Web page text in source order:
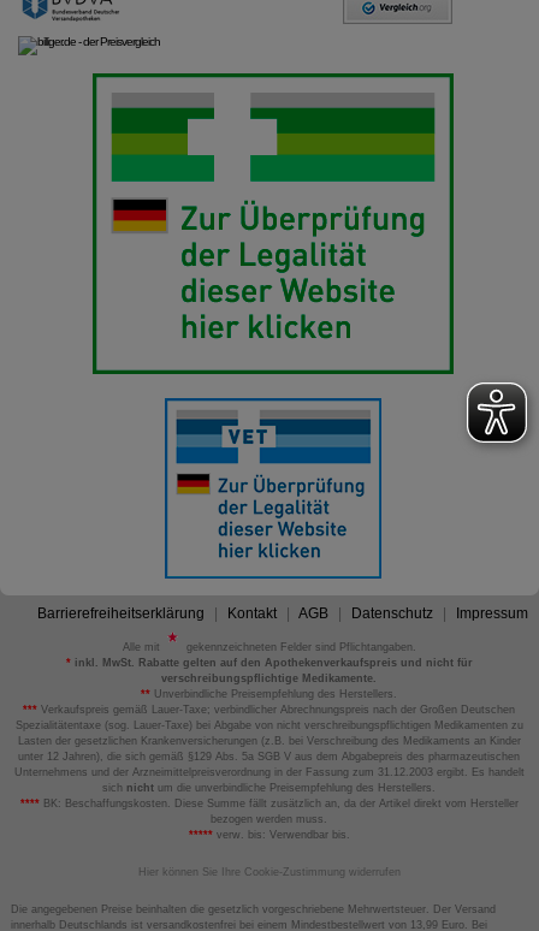
Barrierefreiheitserklärung Kontakt AGB Datenschutz Impressum
Alle mit
gekennzeichneten Felder sind Pflichtangaben.
*inkl. MwSt. Rabatte gelten auf den Apothekenverkaufspreis und nicht für
verschreibungspflichtige Medikamente.
** Unverbindliche Preisempfehlung des Herstellers.
*** Verkaufspreis gemäß Lauer-Taxe; verbindlicher Abrechnungspreis nach der Großen Deutschen
Spezialitätentaxe (sog. Lauer-Taxe) bei Abgabe von nicht verschreibungspflichtigen Medikamenten zu
Lasten der gesetzlichen Krankenversicherungen (z.B. bei Verschreibung des Medikaments an Kinder
unter 12 Jahren), die sich gemäß §129 Abs. 5a SGB V aus dem Abgabepreis des pharmazeutischen
Unternehmens und der Arzneimittelpreisverordnung in der Fassung zum 31.12.2003 ergibt. Es handelt
sich nicht um die unverbindliche Preisempfehlung des Herstellers.
****BK: Beschaffungskosten. Diese Summe fällt zusätzlich an, da der Artikel direkt vom Hersteller
bezogen werden muss.
*****verw. bis: Verwendbar bis.
Hier können Sie Ihre Cookie-Zustimmung widerrufen
Die angegebenen Preise beinhalten die gesetzlich vorgeschriebene Mehrwertsteuer. Der Versand
innerhalb Deutschlands ist versandkostenfrei bei einem Mindestbestellwert von 13,99 Euro. Bei